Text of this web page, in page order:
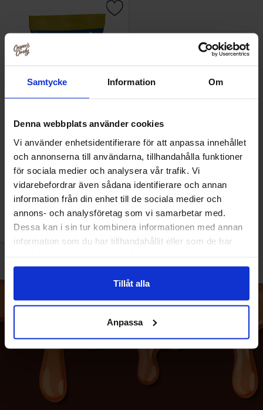
Samtycke Information Om
Denna webbplats använder cookies
Vi använder enhetsidentifierare för att anpassa innehållet
och annonserna till användarna, tillhandahålla funktioner
för sociala medier och analysera vår trafik. Vi
vidarebefordrar även sådana identifierare och annan
information från din enhet till de sociala medier och
annons- och analysföretag som vi samarbetar med.
Dessa kan i sin tur kombinera informationen med annan
information som du har tillhandahållit eller som de har
Tillåt alla
Anpassa
Elephant Kringlor - Honey
Mustard & Onion 160g
2.99 EUR/kpl
Katso